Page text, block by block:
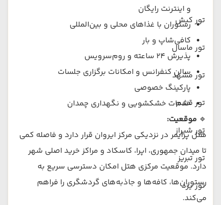
تور کیش
تور ماسال
تور مشهد
تور قشم
تور شیراز
تور تبریز
تور یزد
و اینترنت رایگان
رستوران با غذاهای محلی و بین‌المللی
کافی‌شاپ و بار
پذیرش ۲۴ ساعته و روم‌سرویس
سالن کنفرانس و امکانات برگزاری جلسات
پارکینگ خصوصی
خدمات خشکشویی و نگهداری چمدان
🔹 موقعیت:
هتل پرایمر در نزدیکی مرکز ایروان قرار دارد و فاصله کمی
تا میدان جمهوری، اپرا، کاسکاد و مراکز خرید اصلی شهر
دارد. موقعیت مرکزی هتل امکان دسترسی سریع به
رستوران‌ها، کافه‌ها و جاذبه‌های گردشگری را فراهم
می‌کند.